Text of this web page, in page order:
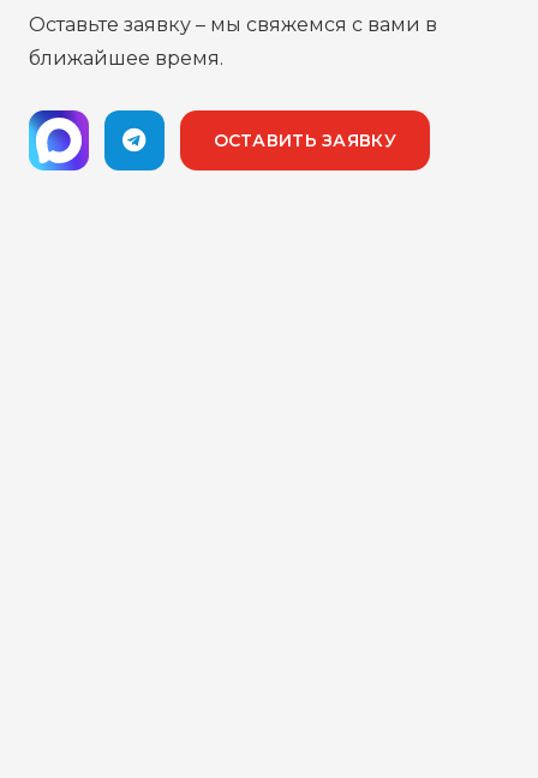
Оставьте заявку – мы свяжемся с вами в
ближайшее время.
ОСТАВИТЬ ЗАЯВКУ